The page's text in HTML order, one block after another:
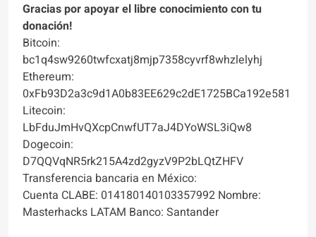
Gracias por apoyar el libre conocimiento con tu
donación!
Bitcoin:
bc1q4sw9260twfcxatj8mjp7358cyvrf8whzlelyhj
Ethereum:
0xFb93D2a3c9d1A0b83EE629c2dE1725BCa192e581
Litecoin:
LbFduJmHvQXcpCnwfUT7aJ4DYoWSL3iQw8
Dogecoin:
D7QQVqNR5rk215A4zd2gyzV9P2bLQtZHFV
Transferencia bancaria en México:
Cuenta CLABE: 014180140103357992 Nombre:
Masterhacks LATAM Banco: Santander